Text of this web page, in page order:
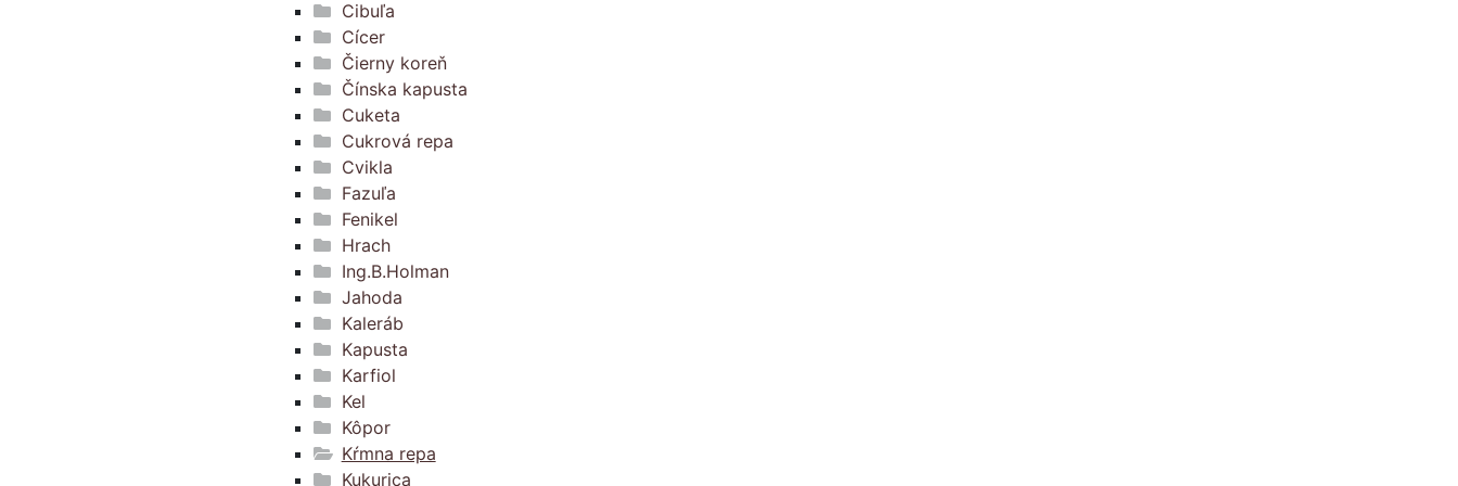
Cibuľa
Cícer
Čierny koreň
Čínska kapusta
Cuketa
Cukrová repa
Cvikla
Fazuľa
Fenikel
Hrach
Ing.B.Holman
Jahoda
Kaleráb
Kapusta
Karfiol
Kel
Kôpor
Kŕmna repa
Kukurica